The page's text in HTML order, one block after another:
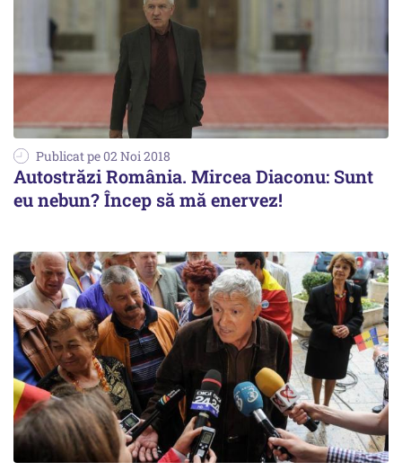
Publicat pe 02 Noi 2018
Autostrăzi România. Mircea Diaconu: Sunt
eu nebun? Încep să mă enervez!